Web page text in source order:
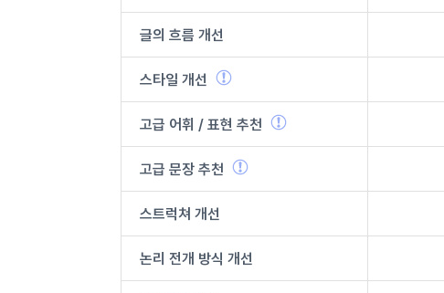
글의 흐름 개선
스타일 개선
고급 어휘 / 표현 추천
고급 문장 추천
스트럭쳐 개선
논리 전개 방식 개선